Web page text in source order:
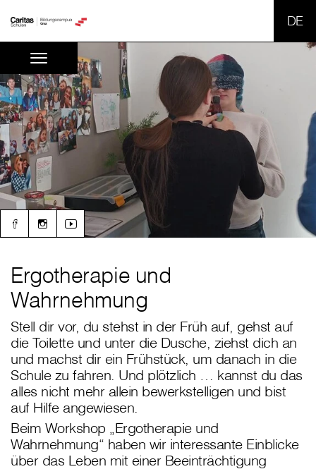
Ergotherapie und
Wahrnehmung
Stell dir vor, du stehst in der Früh auf, gehst auf
die Toilette und unter die Dusche, ziehst dich an
und machst dir ein Frühstück, um danach in die
Schule zu fahren. Und plötzlich … kannst du das
alles nicht mehr allein bewerkstelligen und bist
auf Hilfe angewiesen.
Beim Workshop „Ergotherapie und
Wahrnehmung“ haben wir interessante Einblicke
über das Leben mit einer Beeinträchtigung